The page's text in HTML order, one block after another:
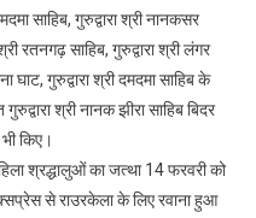
साहिब, गुरुद्वारा श्री नानकसर
रतनगढ़ साहिब, गुरुद्वारा श्री लंगर
घाट, गुरुद्वारा श्री दमदमा साहिब के
श्री नानक झीरा साहिब बिदर
किए।
श्रद्धालुओं का जत्था 14 फरवरी को
से राउरकेला के लिए रवाना हुआ